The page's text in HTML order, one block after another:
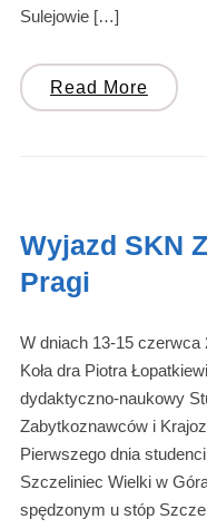
Sulejowie […]
Read More
Wyjazd SKN
Pragi
W dniach 13-15 czerwca
Koła dra Piotra
dydaktyczno-naukowy
Zabytkoznawców i
Pierwszego dnia studenci
Szczeliniec Wielki w
spędzonym u stóp